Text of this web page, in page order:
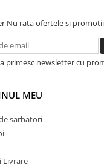
Nu rata ofertele si
primesc newsletter cu
MEU
sarbatori
Livrare